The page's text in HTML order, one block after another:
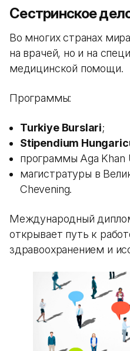
Сестринское
Во многих странах
на врачей, но и на
медицинской помощи.
Программы:
Turkiye Burslari;
Stipendium
программы Aga Khan
магистратуры в
Chevening.
Международный
открывает путь к
здравоохранением и